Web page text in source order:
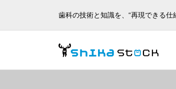
歯科の技術と知識を、“再現できる